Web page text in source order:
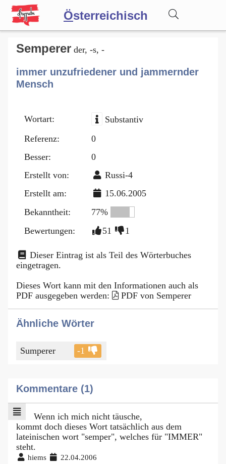
Österreichisch
Wörterbuch
Forum
Semperer der, -s, -
immer unzufriedener und jammernder
Mensch
Wortart:
Substantiv
Referenz:
0
Besser:
0
Erstellt von:
Russi-4
Erstellt am:
15.06.2005
Bekanntheit:
77%
Bewertungen:
51 1
Dieser Eintrag ist als Teil des Wörterbuches
eingetragen.
Dieses Wort kann mit den Informationen auch als
PDF ausgegeben werden:
PDF von Semperer
Ähnliche Wörter
Sumperer -1
Kommentare (1)
Wenn ich mich nicht täusche,
kommt doch dieses Wort tatsächlich aus dem
lateinischen wort "semper", welches für "IMMER"
steht.
hiems 22.04.2006